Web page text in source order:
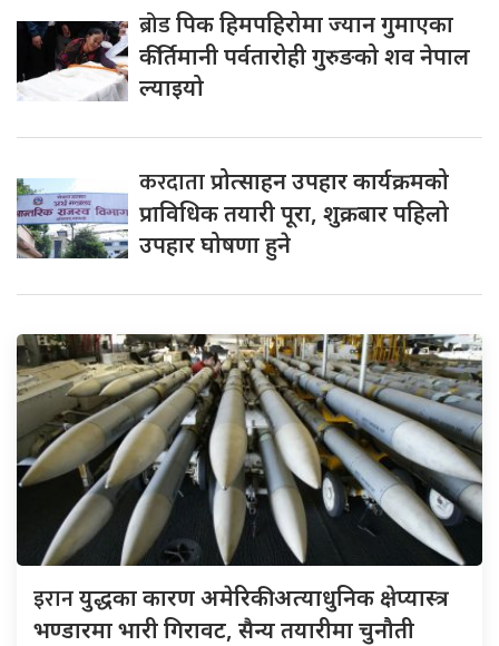
ब्रोडपिक हिमपहिरोमा ज्यान गुमाएका
कीर्तिमानी पर्वतारोही गुरुङको शव नेपाल
ल्याइयो
करदाताप्रोत्साहन उपहार कार्यक्रमको
प्राविधिक तयारी पूरा, शुक्रबार पहिलो
उपहार घोषणा हुने
इरानयुद्धका कारण अमेरिकी अत्याधुनिक क्षेप्यास्त्र
भण्डारमा भारी गिरावट, सैन्य तयारीमा चुनौती